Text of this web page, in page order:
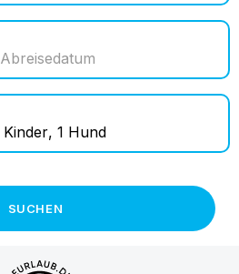
Abreisedatum
Kinder, 1 Hund
SUCHEN